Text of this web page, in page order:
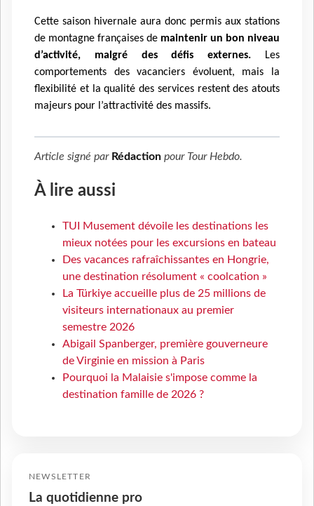
Cette saison hivernale aura donc permis aux stations
de montagne françaises de maintenir un bon niveau
d’activité, malgré des défis externes. Les
comportements des vacanciers évoluent, mais la
flexibilité et la qualité des services restent des atouts
majeurs pour l’attractivité des massifs.
Article signé par Rédaction pour Tour Hebdo.
À lire aussi
TUI Musement dévoile les destinations les
mieux notées pour les excursions en bateau
Des vacances rafraîchissantes en Hongrie,
une destination résolument « coolcation »
La Türkiye accueille plus de 25 millions de
visiteurs internationaux au premier
semestre 2026
Abigail Spanberger, première gouverneure
de Virginie en mission à Paris
Pourquoi la Malaisie s'impose comme la
destination famille de 2026 ?
NEWSLETTER
La quotidienne pro